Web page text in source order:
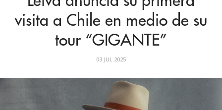
visita a Chile en medio de su
tour “GIGANTE”
03 JUL 2025